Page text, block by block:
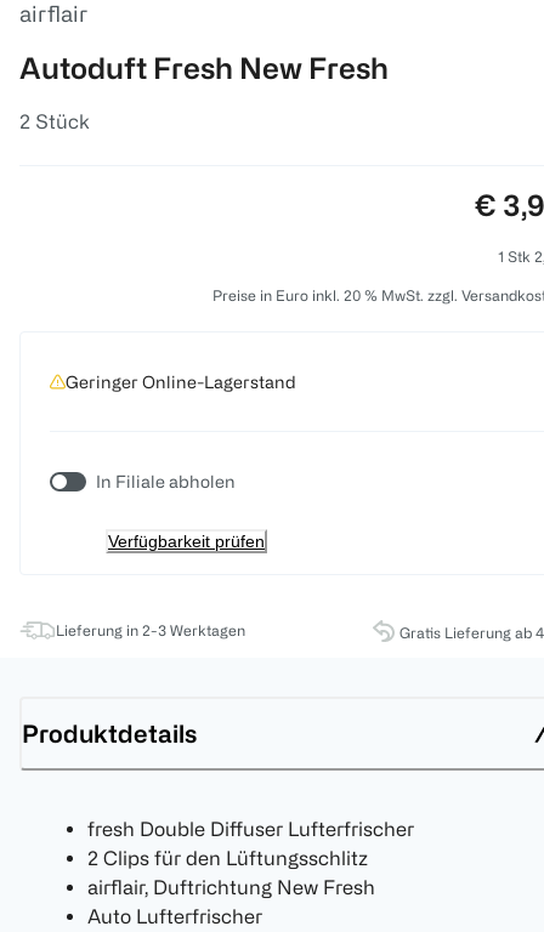
airflair
Autoduft Fresh New Fresh
2 Stück
€
1 Stk
Preise in Euro inkl. 20 % MwSt. zzgl.
Geringer Online-Lagerstand
In Filiale abholen
Verfügbarkeit prüfen
Lieferung in 2-3 Werktagen Gratis Lieferung ab
Produktdetails
fresh Double Diffuser Lufterfrischer
2 Clips für den Lüftungsschlitz
airflair, Duftrichtung New Fresh
Auto Lufterfrischer